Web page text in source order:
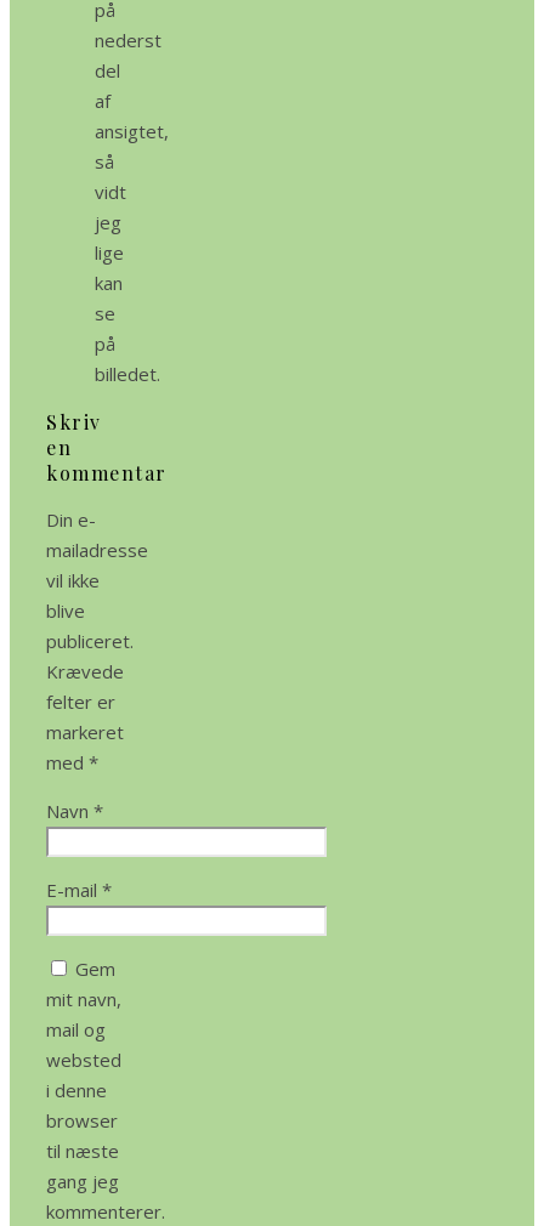
på
nederst
del
af
ansigtet,
så
vidt
jeg
lige
kan
se
på
billedet.
Skriv
en
kommentar
Din e-
mailadresse
vil ikke
blive
publiceret.
Krævede
felter er
markeret
med *
Navn *
E-mail *
Gem
mit navn,
mail og
websted
i denne
browser
til næste
gang jeg
kommenterer.